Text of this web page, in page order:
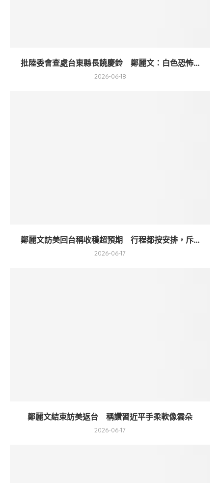
批陸委會查處台東縣長饒慶鈴 鄭麗文：白色恐怖...
2026-06-18
鄭麗文訪美回台稱收穫超預期 行程都按安排，斥...
2026-06-17
鄭麗文結束訪美返台 稱讚習近平手柔軟像雲朵
2026-06-17